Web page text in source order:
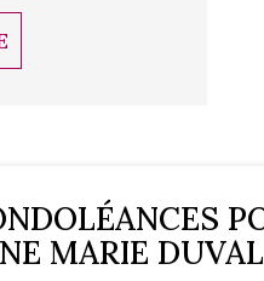
MARIE DUVAL